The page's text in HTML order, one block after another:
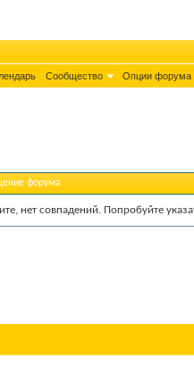
Сообщество Опции форума
форума
нет совпадений. Попробуйте